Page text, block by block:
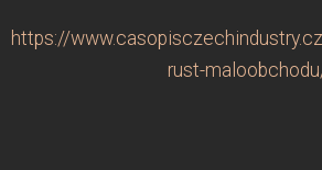
https://
rust-